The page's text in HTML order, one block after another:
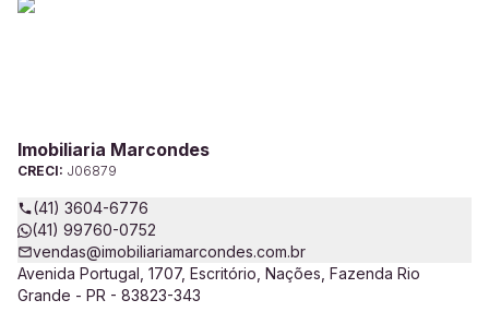
Imobiliaria Marcondes
CRECI: J06879
(41) 3604-6776
(41) 99760-0752
vendas@imobiliariamarcondes.com.br
Avenida Portugal, 1707, Escritório, Nações, Fazenda Rio
Grande - PR - 83823-343